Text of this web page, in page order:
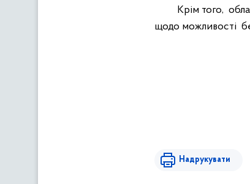
Крім того,
щодо можливості
Надрукувати